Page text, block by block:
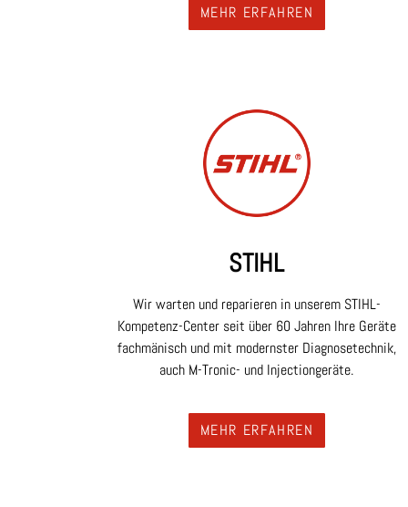
MEHR ERFAHREN
STIHL
Wir warten und reparieren in unserem STIHL-
Kompetenz-Center seit über 60 Jahren Ihre Geräte
fachmänisch und mit modernster Diagnosetechnik,
auch M-Tronic- und Injectiongeräte.
MEHR ERFAHREN